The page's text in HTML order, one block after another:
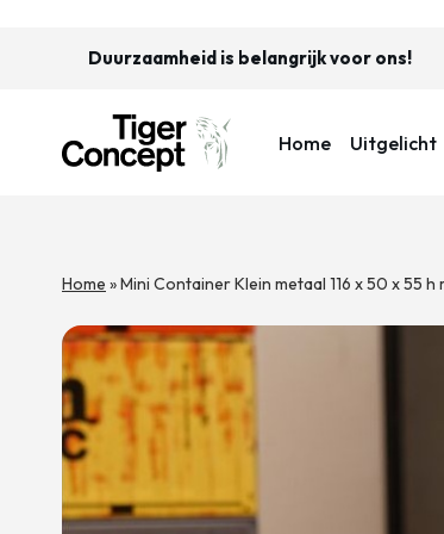
Duurzaamheid is belangrijk voor ons!
Home Uitgelicht
Home »Mini Container Klein metaal 116 x 50 x 55 h